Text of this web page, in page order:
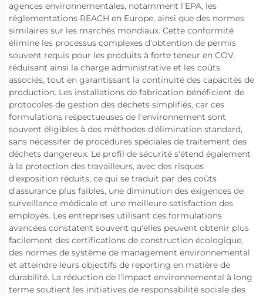
agences environnementales, notamment l'EPA, les
réglementations REACH en Europe, ainsi que des normes
similaires sur les marchés mondiaux. Cette conformité
élimine les processus complexes d'obtention de permis
souvent requis pour les produits à forte teneur en COV,
réduisant ainsi la charge administrative et les coûts
associés, tout en garantissant la continuité des capacités de
production. Les installations de fabrication bénéficient de
protocoles de gestion des déchets simplifiés, car ces
formulations respectueuses de l'environnement sont
souvent éligibles à des méthodes d'élimination standard,
sans nécessiter de procédures spéciales de traitement des
déchets dangereux. Le profil de sécurité s'étend également
à la protection des travailleurs, avec des risques
d'exposition réduits, ce qui se traduit par des coûts
d'assurance plus faibles, une diminution des exigences de
surveillance médicale et une meilleure satisfaction des
employés. Les entreprises utilisant ces formulations
avancées constatent souvent qu'elles peuvent obtenir plus
facilement des certifications de construction écologique,
des normes de système de management environnemental
et atteindre leurs objectifs de reporting en matière de
durabilité. La réduction de l'impact environnemental à long
terme soutient les initiatives de responsabilité sociale des